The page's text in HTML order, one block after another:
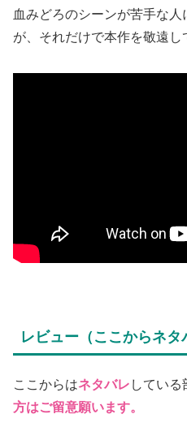
血みどろのシーンが苦手な
が、それだけで本作を敬遠し
レビュー（ここからネタ
ここからはネタバレ している
方はご留意願います。